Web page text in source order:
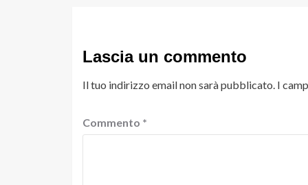
Lascia un commento
Il tuo indirizzo email non sarà pubblicato. I
Commento *